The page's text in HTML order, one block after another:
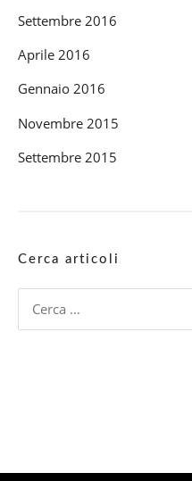
Settembre 2016
Aprile 2016
Gennaio 2016
Novembre 2015
Settembre 2015
Cerca articoli
per: